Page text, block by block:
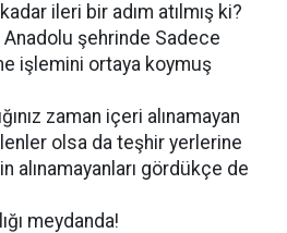
ileri bir adım atılmış ki?
Anadolu şehrinde Sadece
işlemini ortaya koymuş
zaman içeri alınamayan
olsa da teşhir yerlerine
alınamayanları gördükçe de
meydanda!